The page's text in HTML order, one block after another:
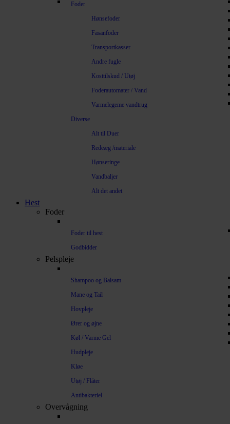
Foder
Hønsefoder
Fasanfoder
Transportkasser
Andre fugle
Kosttilskud / Utøj
Foderautomater / Vand
Varmelegeme vandtrug
Diverse
Alt til Duer
Redeæg /materiale
Hønseringe
Vandbaljer
Alt det andet
Hest
Foder
Foder til hest
Godbidder
Pelspleje
Shampoo og Balsam
Mane og Tail
Hovpleje
Ører og øjne
Køl / Varme Gel
Hudpleje
Kløe
Utøj / Flåter
Antibakteriel
Overvågning